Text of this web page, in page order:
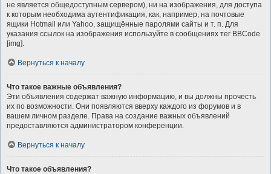
не является общедоступным сервером), ни на изображения, для доступа
к которым необходима аутентификация, как, например, на почтовые
ящики Hotmail или Yahoo, защищённые паролями сайты и т. п. Для
указания ссылок на изображения используйте в сообщениях тег BBCode
[img].
Вернуться к началу
Что такое важные объявления?
Эти объявления содержат важную информацию, и вы должны прочесть
их по возможности. Они появляются вверху каждого из форумов и в
вашем личном разделе. Права на создание важных объявлений
предоставляются администратором конференции.
Вернуться к началу
Что такое объявления?